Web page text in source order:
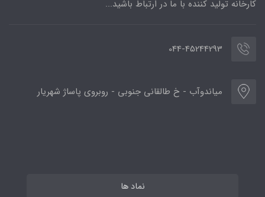
کارخانه تولید کننده با ما در ارتباط باشید...
044-45244293
میاندوآب - خ طالقانی جنوبی - روبروی پاساژ شهریار
نماد ها